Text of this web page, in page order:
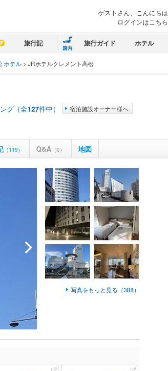
ゲストさん、こんにちは
ログインはこちら
旅行記
国内
旅行ガイド ホテル
ホテル > JRホテルクレメント高松
グ（全127件中） 宿泊施設オーナー様へ
（119） Q&A （0） 地図
写真をもっと見る（388）